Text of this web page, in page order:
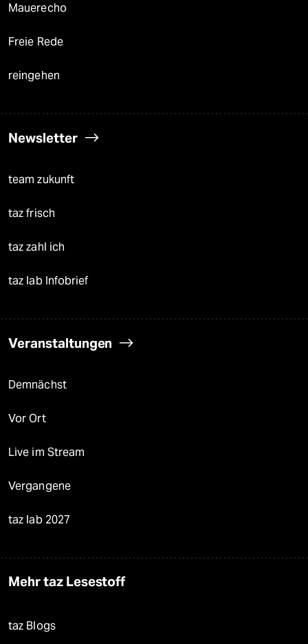
Mauerecho
Freie Rede
reingehen
Newsletter
team zukunft
taz frisch
taz zahl ich
taz lab Infobrief
Veranstaltungen
Demnächst
Vor Ort
Live im Stream
Vergangene
taz lab 2027
Mehr taz Lesestoff
taz Blogs